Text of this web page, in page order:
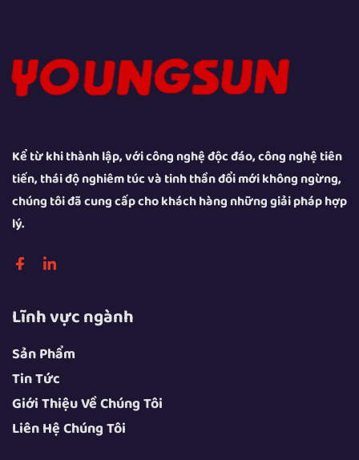
Kể từ khi thành lập, với công nghệ độc đáo, công nghệ tiên
tiến, thái độ nghiêm túc và tinh thần đổi mới không ngừng,
chúng tôi đã cung cấp cho khách hàng những giải pháp hợp
lý.
Lĩnh vực ngành
Sản Phẩm
Tin Tức
Giới Thiệu Về Chúng Tôi
Liên Hệ Chúng Tôi